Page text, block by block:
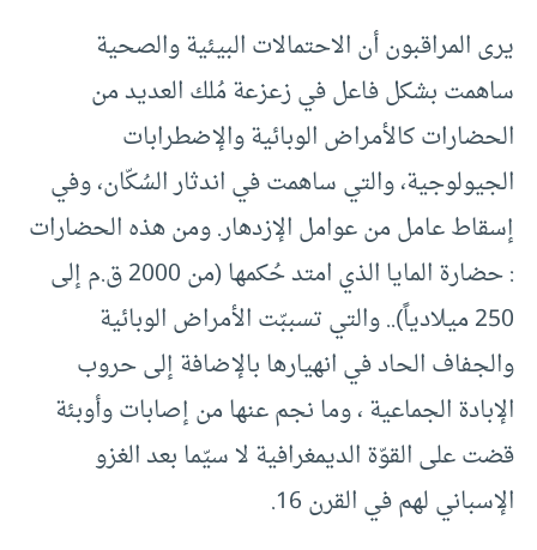
يرى المراقبون أن الاحتمالات البيئية والصحية
ساهمت بشكل فاعل في زعزعة مُلك العديد من
الحضارات كالأمراض الوبائية والإضطرابات
الجيولوجية، والتي ساهمت في اندثار السُكّان، وفي
إسقاط عامل من عوامل الإزدهار. ومن هذه الحضارات
: حضارة المايا الذي امتد حُكمها (من 2000 ق.م إلى
250 ميلادياً).. والتي تسببّت الأمراض الوبائية
والجفاف الحاد في انهيارها بالإضافة إلى حروب
الإبادة الجماعية ، وما نجم عنها من إصابات وأوبئة
قضت على القوّة الديمغرافية لا سيّما بعد الغزو
الإسباني لهم في القرن 16.